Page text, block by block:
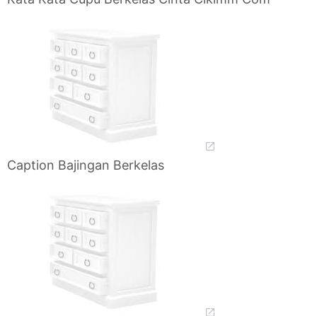
Caption Bajingan Berkelas